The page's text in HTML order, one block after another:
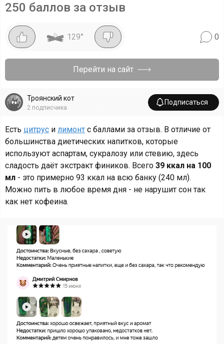
250 баллов за отзыв
129° 0
Перейти на сайт
Троянский кот
2 подписчика
Подписаться
Есть цитрус и лимонт с баллами за отзыв. В отличие от
большинства диетических напитков, которые
используют аспартам, сукралозу или стевию, здесь
сладость даёт экстракт фиников. Всего 39 ккал на 100
мл - это примерно 93 ккал на всю банку (240 мл).
Можно пить в любое время дня - не нарушит сон так
как нет кофеина.